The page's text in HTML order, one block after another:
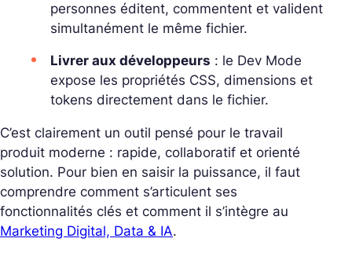
personnes éditent, commentent et valident
simultanément le même fichier.
Livrer aux développeurs : le Dev Mode
expose les propriétés CSS, dimensions et
tokens directement dans le fichier.
C’est clairement un outil pensé pour le travail
produit moderne : rapide, collaboratif et orienté
solution. Pour bien en saisir la puissance, il faut
comprendre comment s’articulent ses
fonctionnalités clés et comment il s’intègre au
Marketing Digital, Data & IA.